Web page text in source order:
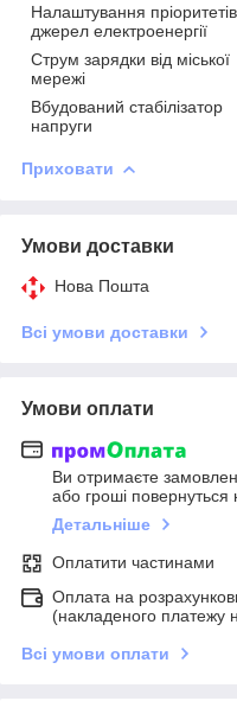
Налаштування пріоритетів
джерел електроенергії
Струм зарядки від міської
мережі
Вбудований стабілізатор
напруги
Приховати
Умови доставки
Нова Пошта
Всі умови доставки
Умови оплати
Ви отримаєте
або гроші повернуться
Детальніше
Оплатити частинами
Оплата на
(накладеного платежу
Всі умови оплати